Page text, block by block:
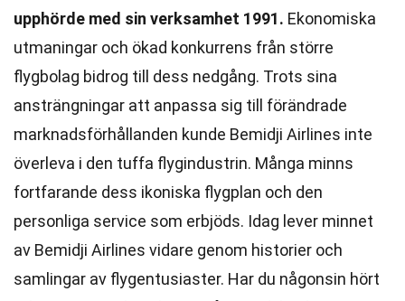
upphörde med sin verksamhet 1991. Ekonomiska
utmaningar och ökad konkurrens från större
flygbolag bidrog till dess nedgång. Trots sina
ansträngningar att anpassa sig till förändrade
marknadsförhållanden kunde Bemidji Airlines inte
överleva i den tuffa flygindustrin. Många minns
fortfarande dess ikoniska flygplan och den
personliga service som erbjöds. Idag lever minnet
av Bemidji Airlines vidare genom historier och
samlingar av flygentusiaster. Har du någonsin hört